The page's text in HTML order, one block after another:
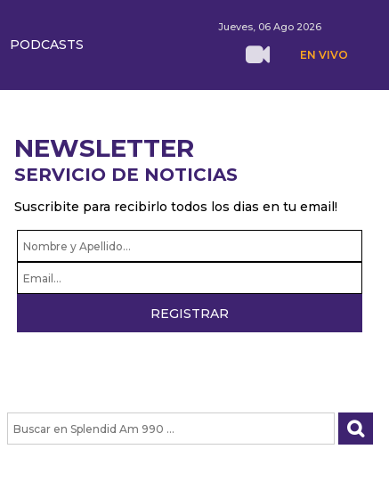
PODCASTS
Jueves, 06 Ago 2026
EN VIVO
NEWSLETTER
SERVICIO DE NOTICIAS
Suscribite para recibirlo todos los dias en tu email!